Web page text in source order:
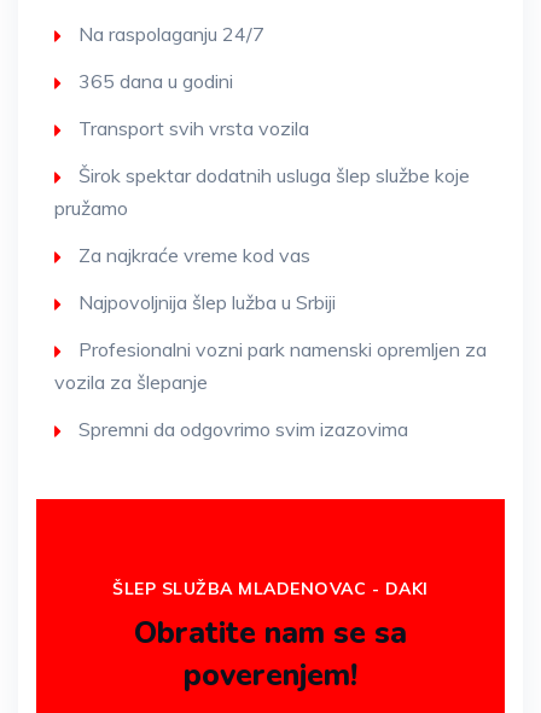
Na raspolaganju 24/7
365 dana u godini
Transport svih vrsta vozila
Širok spektar dodatnih usluga šlep službe koje
pružamo
Za najkraće vreme kod vas
Najpovoljnija šlep lužba u Srbiji
Profesionalni vozni park namenski opremljen za
vozila za šlepanje
Spremni da odgovrimo svim izazovima
ŠLEP SLUŽBA MLADENOVAC - DAKI
Obratite nam se sa
poverenjem!